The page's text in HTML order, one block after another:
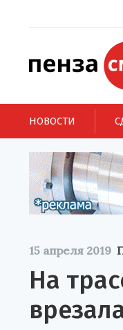
НОВОСТИ
15 апреля 2019
На